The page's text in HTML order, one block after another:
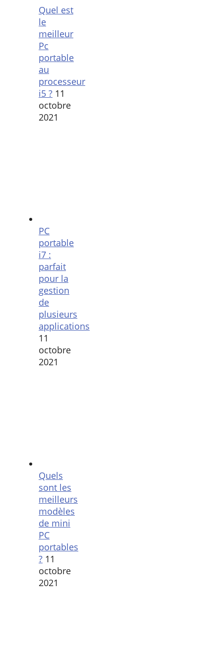
Quel est
le
meilleur
Pc
portable
au
processeur
i5 ? 11
octobre
2021
PC
portable
i7 :
parfait
pour la
gestion
de
plusieurs
applications
11
octobre
2021
Quels
sont les
meilleurs
modèles
de mini
PC
portables
? 11
octobre
2021